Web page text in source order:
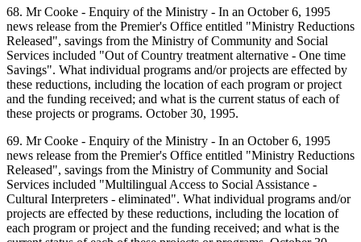
68. Mr Cooke - Enquiry of the Ministry - In an October 6, 1995
news release from the Premier's Office entitled "Ministry Reductions
Released", savings from the Ministry of Community and Social
Services included "Out of Country treatment alternative - One time
Savings". What individual programs and/or projects are effected by
these reductions, including the location of each program or project
and the funding received; and what is the current status of each of
these projects or programs. October 30, 1995.
69. Mr Cooke - Enquiry of the Ministry - In an October 6, 1995
news release from the Premier's Office entitled "Ministry Reductions
Released", savings from the Ministry of Community and Social
Services included "Multilingual Access to Social Assistance -
Cultural Interpreters - eliminated". What individual programs and/or
projects are effected by these reductions, including the location of
each program or project and the funding received; and what is the